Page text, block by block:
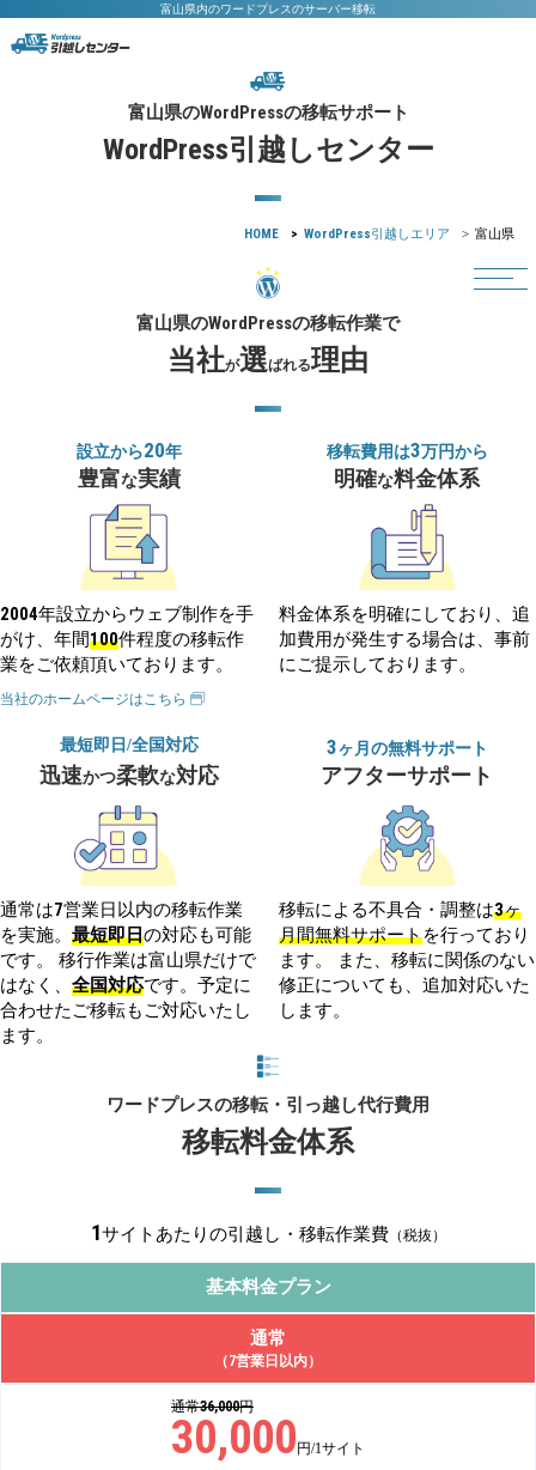
富山県内のワードプレスのサーバー移転
富山県のWordPressの移転サポート
WordPress引越しセンター
HOME WordPress引越しエリア 富山県
富山県のWordPressの移転作業で
当社が選ばれる理由
設立から20年
豊富な実績
2004年設立からウェブ制作を手
がけ、年間100件程度の移転作
業をご依頼頂いております。
当社のホームページはこちら
移転費用は3万円から
明確な料金体系
料金体系を明確にしており、追
加費用が発生する場合は、事前
にご提示しております。
最短即日/全国対応
迅速かつ柔軟な対応
通常は7営業日以内の移転作業
を実施。 最短即日の対応も可能
です。 移行作業は富山県だけで
はなく、 全国対応です。予定に
合わせたご移転もご対応いたし
ます。
3ヶ月の無料サポート
アフターサポート
移転による不具合・調整は3ヶ
月間無料サポートを行っており
ます。 また、移転に関係のない
修正についても、追加対応いた
します。
ワードプレスの移転・引っ越し代行費用
移転料金体系
1サイトあたりの引越し・移転作業費（税抜）
基本料金プラン
通常
（7営業日以内）
通常36,000円
30,000円/1サイト